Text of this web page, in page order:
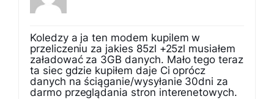
Koledzy a ja ten modem kupilem w
przeliczeniu za jakies 85zl +25zl musiałem
załadować za 3GB danych. Mało tego teraz
ta siec gdzie kupiłem daje Ci oprócz
danych na ściąganie/wysyłanie 30dni za
darmo przeglądania stron interenetowych.